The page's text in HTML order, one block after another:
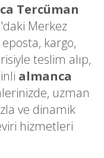
Tercüman
Merkez
eposta, kargo,
teslim alıp,
almanca
uzman
ve dinamik
hizmetleri